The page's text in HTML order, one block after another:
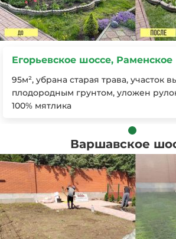
Егорьевское шоссе, Раменское
95м², убрана старая трава, участок
плодородным грунтом, уложен
100% мятлика
Варшавское